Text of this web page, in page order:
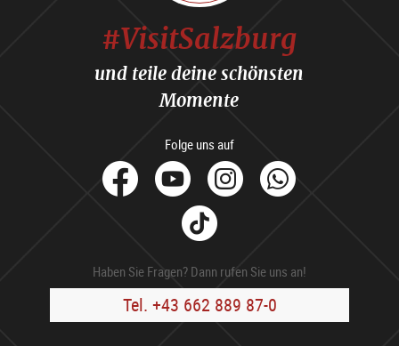
#VisitSalzburg
und teile deine schönsten
Momente
Folge uns auf
facebook
YoutubeInstagram
Tik
Tok
Haben Sie Fragen? Dann rufen Sie uns an!
Tel. +43 662 889 87-0